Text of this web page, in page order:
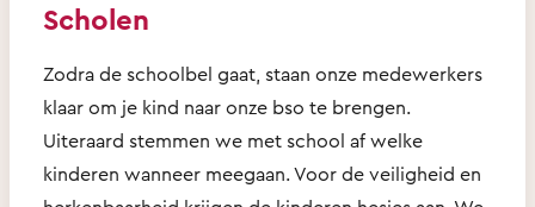
Scholen
Zodra de schoolbel gaat, staan onze medewerkers
klaar om je kind naar onze bso te brengen.
Uiteraard stemmen we met school af welke
kinderen wanneer meegaan. Voor de veiligheid en